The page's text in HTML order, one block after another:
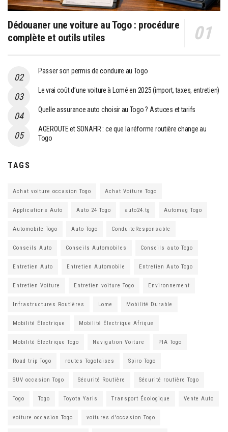
Dédouaner une voiture au Togo : procédure
complète et outils utiles
Passer son permis de conduire au Togo
Le vrai coût d’une voiture à Lomé en 2025 (import, taxes, entretien)
Quelle assurance auto choisir au Togo ? Astuces et tarifs
AGEROUTE et SONAFIR : ce que la réforme routière change au
Togo
TAGS
Achat voiture occasion Togo Achat Voiture Togo
Applications Auto Auto 24 Togo auto24.tg Automag Togo
Automobile Togo Auto Togo ConduiteResponsable
Conseils Auto Conseils Automobiles Conseils auto Togo
Entretien Auto Entretien Automobile Entretien Auto Togo
Entretien Voiture Entretien voiture Togo Environnement
Infrastructures Routières Lome Mobilité Durable
Mobilité Électrique Mobilité Électrique Afrique
Mobilité Électrique Togo Navigation Voiture PIA Togo
Road trip Togo routes Togolaises Spiro Togo
SUV occasion Togo Sécurité Routière Sécurité routière Togo
Togo Togo Toyota Yaris Transport Écologique Vente Auto
voiture occasion Togo voitures d'occasion Togo